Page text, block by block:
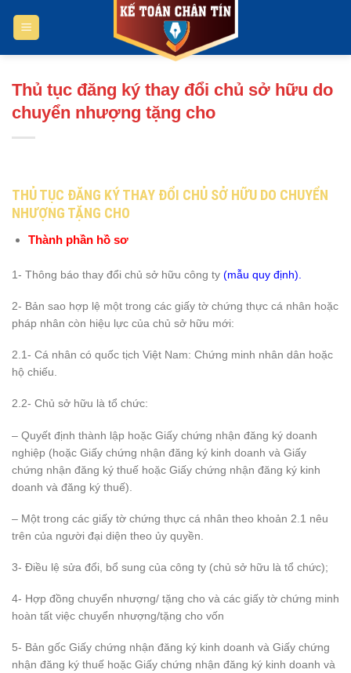
Thủ tục đăng ký thay đổi chủ sở hữu do
chuyển nhượng tặng cho
THỦ TỤC ĐĂNG KÝ THAY ĐỔI CHỦ SỞ HỮU DO CHUYỂN
NHƯỢNG TẶNG CHO
Thành phần hồ sơ
1- Thông báo thay đổi chủ sở hữu công ty (mẫu quy định).
2- Bản sao hợp lệ một trong các giấy tờ chứng thực cá nhân hoặc
pháp nhân còn hiệu lực của chủ sở hữu mới:
2.1- Cá nhân có quốc tịch Việt Nam: Chứng minh nhân dân hoặc
hộ chiếu.
2.2- Chủ sở hữu là tổ chức:
– Quyết định thành lập hoặc Giấy chứng nhận đăng ký doanh
nghiệp (hoặc Giấy chứng nhận đăng ký kinh doanh và Giấy
chứng nhận đăng ký thuế hoặc Giấy chứng nhận đăng ký kinh
doanh và đăng ký thuế).
– Một trong các giấy tờ chứng thực cá nhân theo khoản 2.1 nêu
trên của người đại diện theo ủy quyền.
3- Điều lệ sửa đổi, bổ sung của công ty (chủ sở hữu là tổ chức);
4- Hợp đồng chuyển nhượng/ tặng cho và các giấy tờ chứng minh
hoàn tất việc chuyển nhượng/tặng cho vốn
5- Bản gốc Giấy chứng nhận đăng ký kinh doanh và Giấy chứng
nhận đăng ký thuế hoặc Giấy chứng nhận đăng ký kinh doanh và